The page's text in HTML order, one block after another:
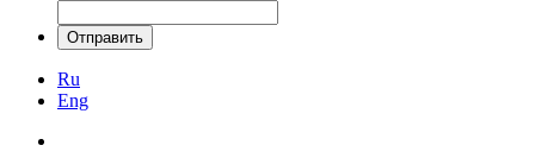
Ru
Eng